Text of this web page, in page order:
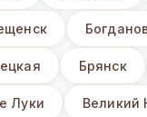
Брянск
Луки Великий